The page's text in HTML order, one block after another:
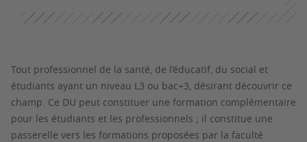
Tout professionnel de la santé, de l’éducatif, du social et
étudiants ayant un niveau L3 ou bac+3, désirant découvrir ce
champ. Ce DU peut constituer une formation complémentaire
pour les étudiants et les professionnels ; il constitue une
passerelle vers les formations proposées par la faculté